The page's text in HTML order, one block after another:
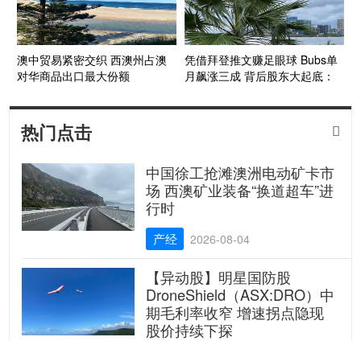
澳中贸易紧密交织 西澳州占澳
对华商品出口最大份额
凭借拜登推文赚足眼球 Bubs单
月飙涨三成 背后股东大起底：
金、Chemist Warehouse……
热门点击 
中国徐工抢滩澳洲电动矿卡市
场 西澳矿业装备“换道超车”进
行时
产经 2026-08-04
【异动股】明星国防股
DroneShield（ASX:DRO）中
期毛利率收窄 增速拐点隐现
股价持续下探